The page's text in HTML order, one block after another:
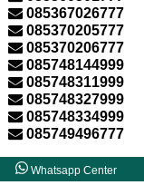
085367026777
085370205777
085370206777
085748144999
085748311999
085748327999
085748334999
085749496777
Whatsapp Center